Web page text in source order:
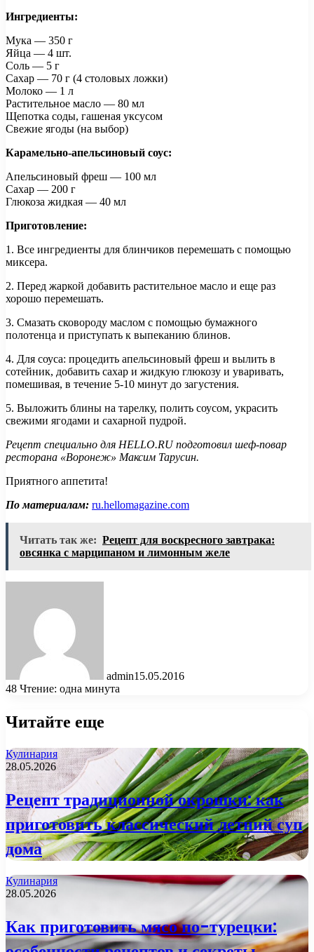
Ингредиенты:
Мука — 350 г
Яйца — 4 шт.
Соль — 5 г
Сахар — 70 г (4 столовых ложки)
Молоко — 1 л
Растительное масло — 80 мл
Щепотка соды, гашеная уксусом
Свежие ягоды (на выбор)
Карамельно-апельсиновый соус:
Апельсиновый фреш — 100 мл
Сахар — 200 г
Глюкоза жидкая — 40 мл
Приготовление:
1. Все ингредиенты для блинчиков перемешать с помощью
миксера.
2. Перед жаркой добавить растительное масло и еще раз
хорошо перемешать.
3. Смазать сковороду маслом с помощью бумажного
полотенца и приступать к выпеканию блинов.
4. Для соуса: процедить апельсиновый фреш и вылить в
сотейник, добавить сахар и жидкую глюкозу и уваривать,
помешивая, в течение 5-10 минут до загустения.
5. Выложить блины на тарелку, полить соусом, украсить
свежими ягодами и сахарной пудрой.
Рецепт специально для HELLO.RU подготовил шеф-повар
ресторана «Воронеж» Максим Тарусин.
Приятного аппетита!
По материалам: ru.hellomagazine.com
Читать так же: Рецепт для воскресного завтрака:
овсянка с марципаном и лимонным желе
admin15.05.2016
48 Чтение: одна минута
Читайте еще
Кулинария
28.05.2026
Рецепт традиционной окрошки: как
приготовить классический летний суп
дома
Кулинария
28.05.2026
Как приготовить мясо по-турецки: